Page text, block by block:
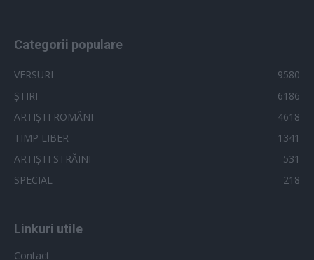
Categorii populare
VERSURI
9580
ȘTIRI
6186
ARTIȘTI ROMÂNI
4618
TIMP LIBER
1341
ARTIȘTI STRĂINI
531
SPECIAL
218
Linkuri utile
Contact